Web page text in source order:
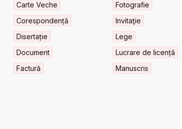
Carte Veche
Corespondență
Disertație
Document
Factură
Fotografie
Invitaţie
Lege
Lucrare de licență
Manuscris